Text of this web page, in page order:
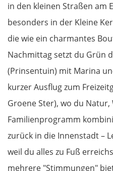
in den kleinen Straßen am
besonders in der Kleine
die wie ein charmantes
Nachmittag setzt du Grün
(Prinsentuin) mit Marina
kurzer Ausflug zum
Groene Ster), wo du Natur,
Familienprogramm
zurück in die Innenstadt –
weil du alles zu Fuß
mehrere "Stimmungen"